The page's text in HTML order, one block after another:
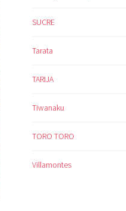
SUCRE
Tarata
TARIJA
Tiwanaku
TORO TORO
Villamontes